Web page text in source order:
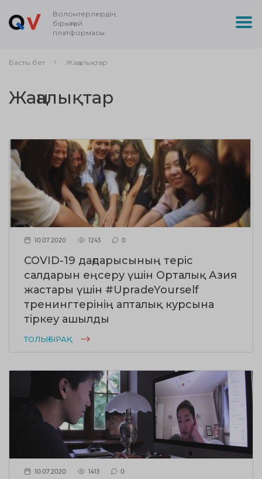
Волонтерлердің
бірыңғай
платформасы
Басты бет Жаңалықтар
Жаңалықтар
10.07.2020 1243 0
COVID-19 дағдарысының теріс
салдарын еңсеру үшін Орталық Азия
жастары үшін #UpradeYourself
тренингтерінің апталық курсына
тіркеу ашылды
ТОЛЫҒЫРАҚ
10.07.2020 1413 0